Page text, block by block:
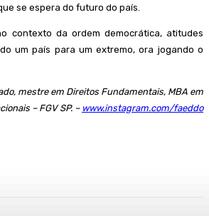
se espera do futuro do país.
contexto da ordem democrática, atitudes
um país para um extremo, ora jogando o
mestre em Direitos Fundamentais, MBA em
– FGV SP. – www.instagram.com/faeddo